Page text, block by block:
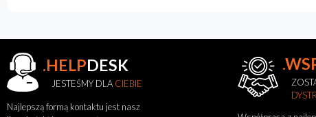
.HELPDESK
JESTEŚMY DLA CIEBIE
Najlepszą formą kontaktu jest nasz